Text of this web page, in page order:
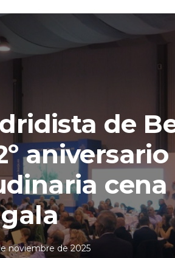
de
aniversario
cena
gala
noviembre de 2025